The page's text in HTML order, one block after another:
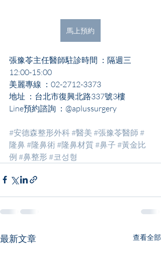
馬上預約
張豫苓主任醫師駐診時間 ：隔週三
12:00-15:00
美麗專線 ：02-2712-3373
地址 ：台北市復興北路337號3樓
Line預約諮詢 ：@aplussurgery
#安德森整形外科#醫美 #張豫苓醫師 #
隆鼻 #隆鼻術#隆鼻材質#鼻子 #黃金比
例 #鼻整形 #코성형
最新文章 查看全部